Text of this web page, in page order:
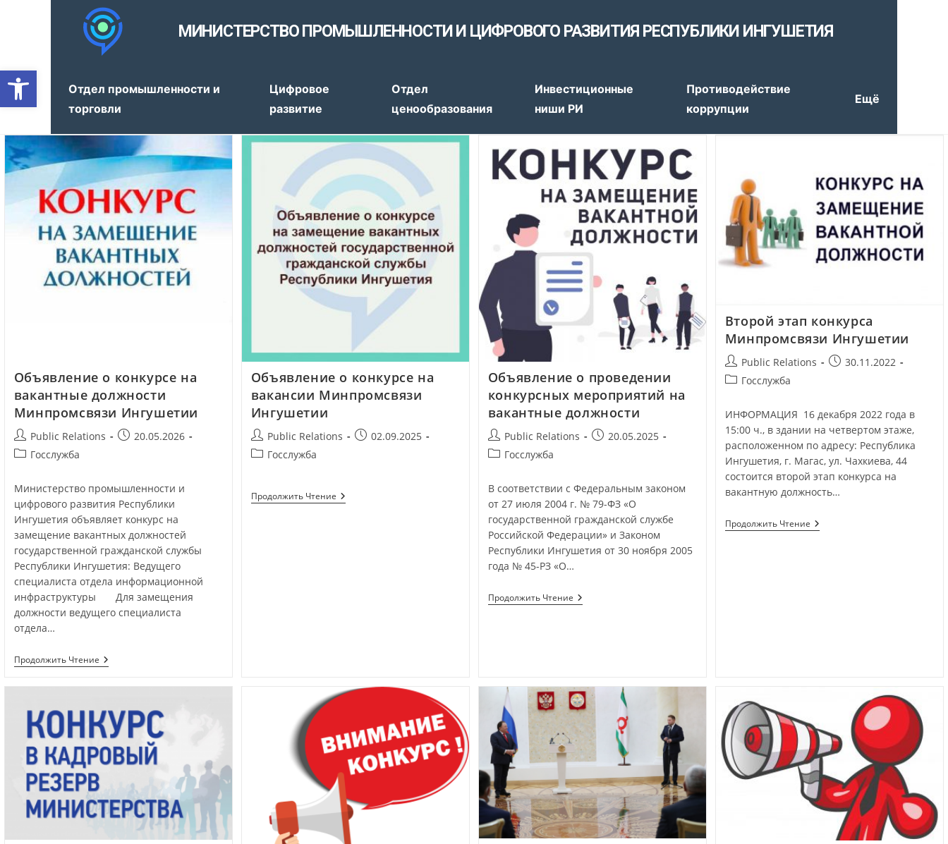
Открыть панель инструментов
МИНИСТЕРСТВО ПРОМЫШЛЕННОСТИ И ЦИФРОВОГО РАЗВИТИЯ РЕСПУБЛИКИ ИНГУШЕТИЯ
Отдел промышленности и
торговли
Цифровое
развитие
Отдел
ценообразования
Инвестиционные
ниши РИ
Противодействие
коррупции
Ещё
Объявление о конкурсе на
вакантные должности
Минпромсвязи Ингушетии
Public Relations
20.05.2026
Госслужба
Министерство промышленности и
цифрового развития Республики
Ингушетия объявляет конкурс на
замещение вакантных должностей
государственной гражданской службы
Республики Ингушетия: Ведущего
специалиста отдела информационной
инфраструктуры Для замещения
должности ведущего специалиста
отдела…
Продолжить Чтение
Объявление о конкурсе на
вакансии Минпромсвязи
Ингушетии
Public Relations
02.09.2025
Госслужба
Продолжить Чтение
Объявление о проведении
конкурсных мероприятий на
вакантные должности
Public Relations
20.05.2025
Госслужба
В соответствии с Федеральным законом
от 27 июля 2004 г. № 79-ФЗ «О
государственной гражданской службе
Российской Федерации» и Законом
Республики Ингушетия от 30 ноября 2005
года № 45-РЗ «О…
Продолжить Чтение
Второй этап конкурса
Минпромсвязи Ингушетии
Public Relations
30.11.2022
Госслужба
ИНФОРМАЦИЯ 16 декабря 2022 года в
15:00 ч., в здании на четвертом этаже,
расположенном по адресу: Республика
Ингушетия, г. Магас, ул. Чахкиева, 44
состоится второй этап конкурса на
вакантную должность…
Продолжить Чтение